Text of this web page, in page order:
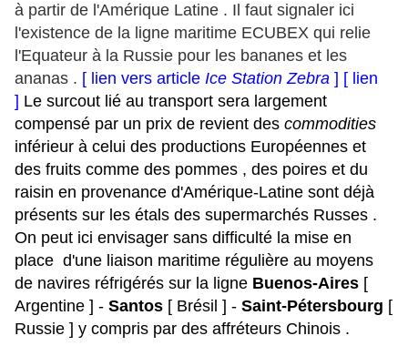
à partir de l'Amérique Latine . Il faut signaler ici
l'existence de la ligne maritime ECUBEX qui relie
l'Equateur à la Russie pour les bananes et les
ananas . [ lien vers article Ice Station Zebra ] [ lien
] Le surcout lié au transport sera largement
compensé par un prix de revient des commodities
inférieur à celui des productions Européennes et
des fruits comme des pommes , des poires et du
raisin en provenance d'Amérique-Latine sont déjà
présents sur les étals des supermarchés Russes .
On peut ici envisager sans difficulté la mise en
place d'une liaison maritime régulière au moyens
de navires réfrigérés sur la ligne Buenos-Aires [
Argentine ] - Santos [ Brésil ] - Saint-Pétersbourg [
Russie ] y compris par des affréteurs Chinois .